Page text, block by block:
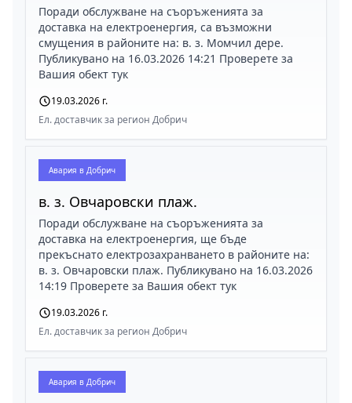
Поради обслужване на съоръженията за
доставка на електроенергия, са възможни
смущения в районите на: в. з. Момчил дере.
Публикувано на 16.03.2026 14:21 Проверете за
Вашия обект тук
19.03.2026 г.
Ел. доставчик за регион Добрич
Авария в Добрич
в. з. Овчаровски плаж.
Поради обслужване на съоръженията за
доставка на електроенергия, ще бъде
прекъснато електрозахранването в районите на:
в. з. Овчаровски плаж. Публикувано на 16.03.2026
14:19 Проверете за Вашия обект тук
19.03.2026 г.
Ел. доставчик за регион Добрич
Авария в Добрич